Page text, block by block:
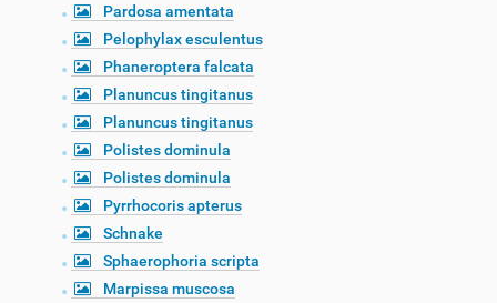
Pardosa amentata
Pelophylax esculentus
Phaneroptera falcata
Planuncus tingitanus
Planuncus tingitanus
Polistes dominula
Polistes dominula
Pyrrhocoris apterus
Schnake
Sphaerophoria scripta
Marpissa muscosa